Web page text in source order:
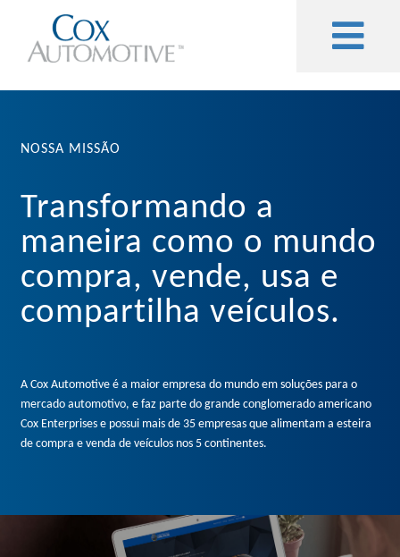
NOSSA MISSÃO
Transformando a
maneira como o mundo
compra, vende, usa e
compartilha veículos.
A Cox Automotive é a maior empresa do mundo em soluções para o
mercado automotivo, e faz parte do grande conglomerado americano
Cox Enterprises e possui mais de 35 empresas que alimentam a esteira
de compra e venda de veículos nos 5 continentes.